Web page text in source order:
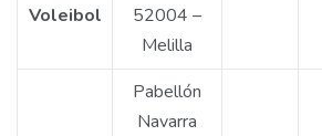
Voleibol
52004 –
Melilla
Pabellón
Navarra